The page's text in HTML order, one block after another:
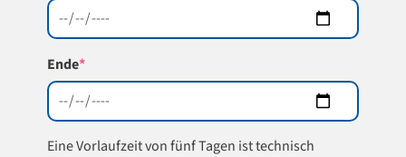
Ende*(required)
Eine Vorlaufzeit von fünf Tagen ist technisch